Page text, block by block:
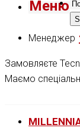
Меню
Менеджер
Замовляєте
Маємо